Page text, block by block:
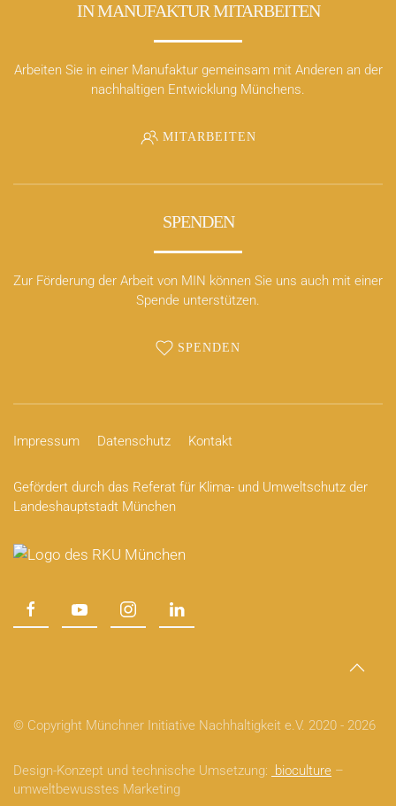
IN MANUFAKTUR MITARBEITEN
Arbeiten Sie in einer Manufaktur gemeinsam mit Anderen an der
nachhaltigen Entwicklung Münchens.
MITARBEITEN
SPENDEN
Zur Förderung der Arbeit von MIN können Sie uns auch mit einer
Spende unterstützen.
SPENDEN
Impressum Datenschutz Kontakt
Gefördert durch das Referat für Klima- und Umweltschutz der
Landeshauptstadt München
© Copyright Münchner Initiative Nachhaltigkeit e.V. 2020 - 2026
Design-Konzept und technische Umsetzung: bioculture –
umweltbewusstes Marketing